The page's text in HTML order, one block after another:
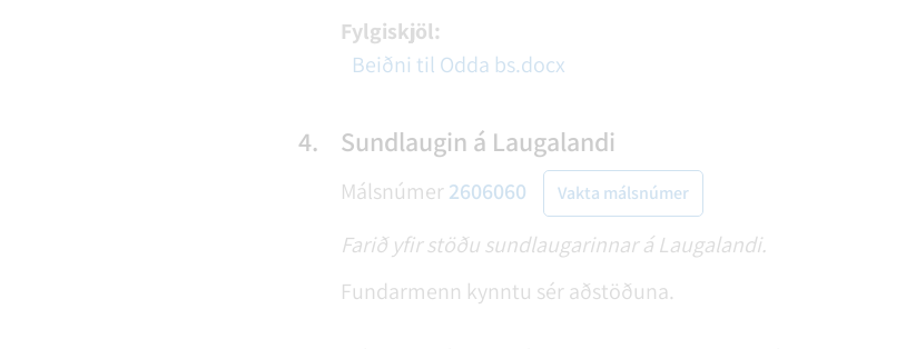
Fylgiskjöl:
Beiðni til Odda bs.docx
4. Sundlaugin á Laugalandi
Málsnúmer2606060 Vakta málsnúmer
Farið yfir stöðu sundlaugarinnar á Laugalandi.
Fundarmenn kynntu sér aðstöðuna.